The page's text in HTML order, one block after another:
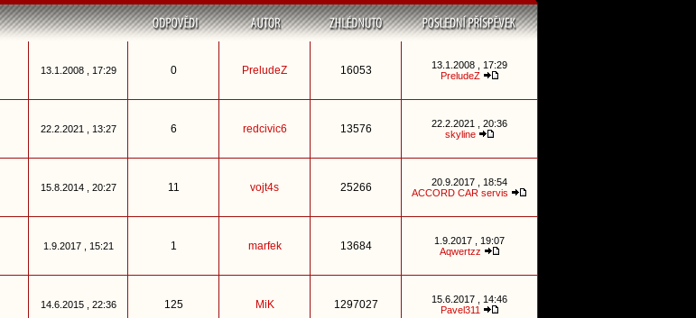
13.1.2008 , 17:29 0 PreludeZ 16053
13.1.2008 , 17:29
PreludeZ
22.2.2021 , 13:27 6 redcivic6 13576
22.2.2021 , 20:36
skyline
15.8.2014 , 20:27 11 vojt4s 25266
20.9.2017 , 18:54
ACCORD CAR servis
1.9.2017 , 15:21 1 marfek 13684
1.9.2017 , 19:07
Aqwertzz
14.6.2015 , 22:36 125 MiK 1297027
15.6.2017 , 14:46
Pavel311